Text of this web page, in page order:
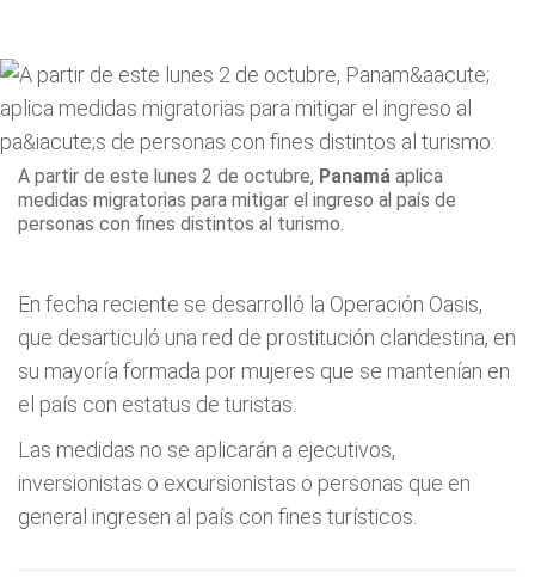
A partir de este lunes 2 de octubre, Panamáaplica
medidas migratorias para mitigar el ingreso al país de
personas con fines distintos al turismo.
En fecha reciente se desarrolló la Operación Oasis,
que desarticuló una red de prostitución clandestina, en
su mayoría formada por mujeres que se mantenían en
el país con estatus de turistas.
Las medidas no se aplicarán a ejecutivos,
inversionistas o excursionistas o personas que en
general ingresen al país con fines turísticos.